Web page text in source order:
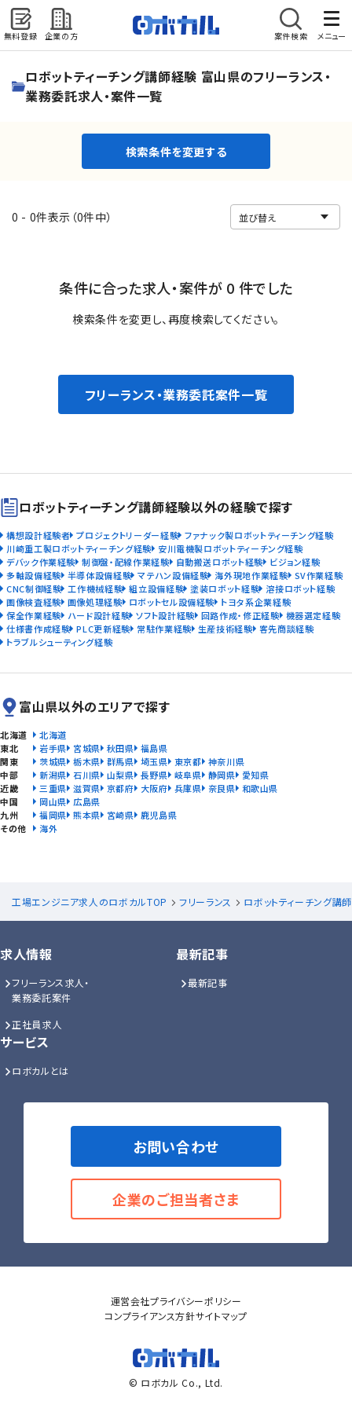
無料登録 企業の方 案件検索 メニュー
検索条件を変更する
ロボットティーチング講師経験 富山県のフリーランス・
業務委託求人・案件一覧
検索条件を変更する
0 - 0件表示（0件中）
条件に合った求人・案件が 0 件でした
検索条件を変更し、再度検索してください。
フリーランス・業務委託案件一覧
ロボットティーチング講師経験以外の経験で探す
構想設計経験者 プロジェクトリーダー経験 ファナック製ロボットティーチング経験
川崎重工製ロボットティーチング経験 安川電機製ロボットティーチング経験
デバック作業経験 制御盤・配線作業経験 自動搬送ロボット経験 ビジョン経験
多軸設備経験 半導体設備経験 マテハン設備経験 海外現地作業経験 SV作業経験
CNC制御経験 工作機械経験 組立設備経験 塗装ロボット経験 溶接ロボット経験
画像検査経験 画像処理経験 ロボットセル設備経験 トヨタ系企業経験
保全作業経験 ハード設計経験 ソフト設計経験 回路作成・修正経験 機器選定経験
仕様書作成経験 PLC更新経験 常駐作業経験 生産技術経験 客先商談経験
トラブルシューティング経験
富山県以外のエリアで探す
北海道
北海道
東北
岩手県 宮城県 秋田県 福島県
関東
茨城県 栃木県 群馬県 埼玉県 東京都
神奈川県
中部
新潟県 石川県 山梨県 長野県 岐阜県 静岡県
愛知県
近畿
三重県 滋賀県 京都府 大阪府 兵庫県 奈良県 和歌山県
中国
岡山県
広島県
九州
福岡県 熊本県 宮崎県
鹿児島県
その他
海外
工場エンジニア求人のロボカルTOP フリーランス ロボットティーチング講
求人情報
フリーランス求人・
業務委託案件
正社員求人
最新記事
最新記事
サービス
ロボカルとは
お問い合わせ
企業のご担当者さま
運営会社プライバシーポリシー
コンプライアンス方針サイトマップ
© ロボカル Co., Ltd.